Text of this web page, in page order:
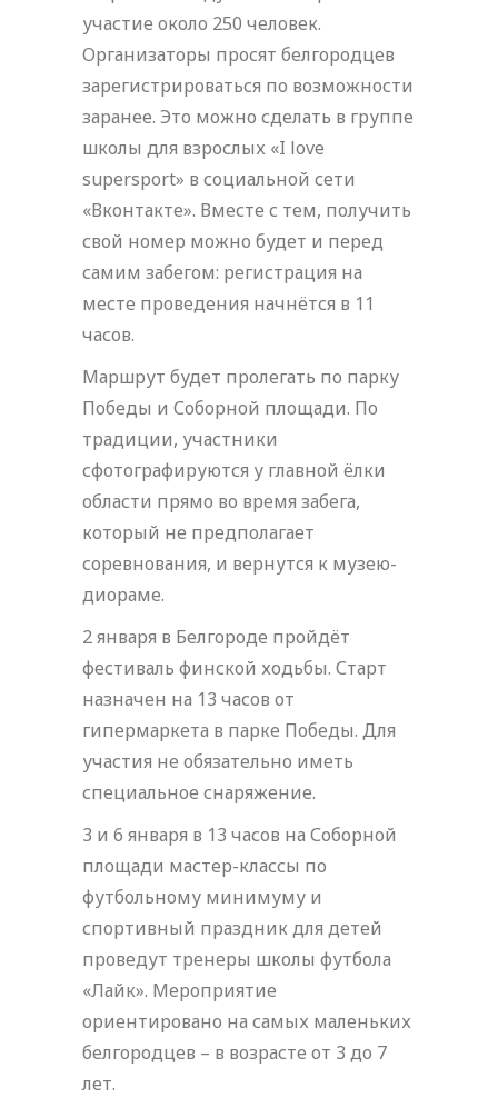
участие около 250 человек.
Организаторы просят белгородцев
зарегистрироваться по возможности
заранее. Это можно сделать в группе
школы для взрослых «I love
supersport» в социальной сети
«Вконтакте». Вместе с тем, получить
свой номер можно будет и перед
самим забегом: регистрация на
месте проведения начнётся в 11
часов.
Маршрут будет пролегать по парку
Победы и Соборной площади. По
традиции, участники
сфотографируются у главной ёлки
области прямо во время забега,
который не предполагает
соревнования, и вернутся к музею-
диораме.
2 января в Белгороде пройдёт
фестиваль финской ходьбы. Старт
назначен на 13 часов от
гипермаркета в парке Победы. Для
участия не обязательно иметь
специальное снаряжение.
3 и 6 января в 13 часов на Соборной
площади мастер-классы по
футбольному минимуму и
спортивный праздник для детей
проведут тренеры школы футбола
«Лайк». Мероприятие
ориентировано на самых маленьких
белгородцев – в возрасте от 3 до 7
лет.